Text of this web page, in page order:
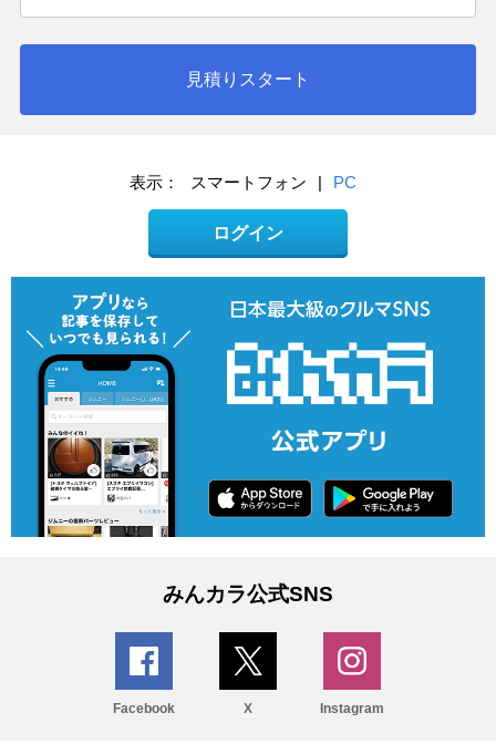
見積りスタート
表示： スマートフォン | PC
ログイン
みんカラ公式SNS
Facebook X Instagram